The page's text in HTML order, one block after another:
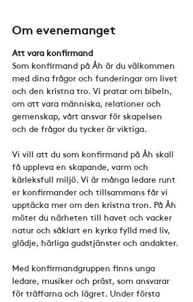
Om evenemanget
Att vara konfirmand
Som konfirmand på Åh är du välkommen
med dina frågor och funderingar om livet
och den kristna tro. Vi pratar om bibeln,
om att vara människa, relationer och
gemenskap, vårt ansvar för skapelsen
och de frågor du tycker är viktiga.
Vi vill att du som konfirmand på Åh skall
få uppleva en skapande, varm och
kärleksfull miljö. Vi är många ledare runt
er konfirmander och tillsammans får vi
upptäcka mer om den kristna tron. På Åh
möter du närheten till havet och vacker
natur och såklart en kyrka fylld med liv,
glädje, härliga gudstjänster och andakter.
Med konfirmandgruppen finns unga
ledare, musiker och präst, som ansvarar
för träffarna och lägret. Under första